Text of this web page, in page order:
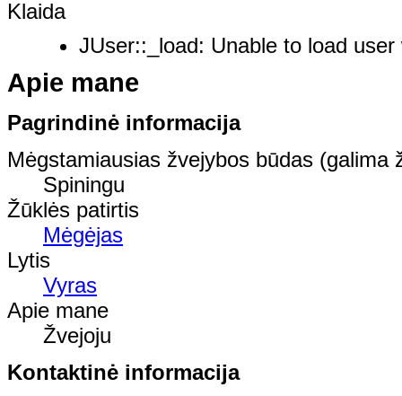
Klaida
JUser::_load: Unable to load user
Apie mane
Pagrindinė informacija
Mėgstamiausias žvejybos būdas (galima
Spiningu
Žūklės patirtis
Mėgėjas
Lytis
Vyras
Apie mane
Žvejoju
Kontaktinė informacija